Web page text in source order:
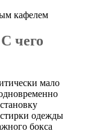
чего
мало
одежды
бокса